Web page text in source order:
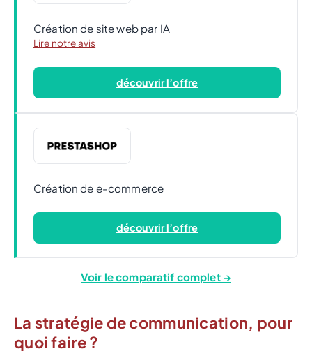
Création de site web par IA
Lire notre avis
découvrir l’offre
Création de e-commerce
découvrir l’offre
Voir le comparatif complet →
La stratégie de communication, pour
quoi faire ?